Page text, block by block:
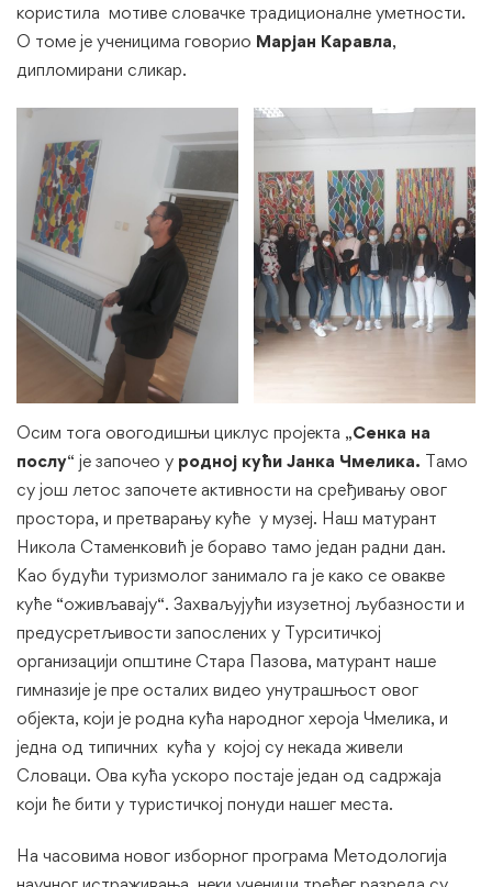
користила мотиве словачке традиционалне уметности.
О томе је ученицима говорио Марјан Каравла,
дипломирани сликар.
Осим тога овогодишњи циклус пројекта „Сенка на
послу“ је започео у родној кући Јанка Чмелика. Тамо
су још летос започете активности на сређивању овог
простора, и претварању куће у музеј. Наш матурант
Никола Стаменковић је бораво тамо један радни дан.
Као будући туризмолог занимало га је како се овакве
куће “оживљавају“. Захваљујући изузетној љубазности и
предусретљивости запослених у Турситичкој
организацији општине Стара Пазова, матурант наше
гимназије је пре осталих видео унутрашњост овог
објекта, који је родна кућа народног хероја Чмелика, и
једна од типичних кућа у којој су некада живели
Словаци. Ова кућа ускоро постаје један од садржаја
који ће бити у туристичкој понуди нашег места.
На часовима новог изборног програма Методологија